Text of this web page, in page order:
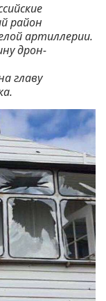
район
артиллерии.
дрон-
главу